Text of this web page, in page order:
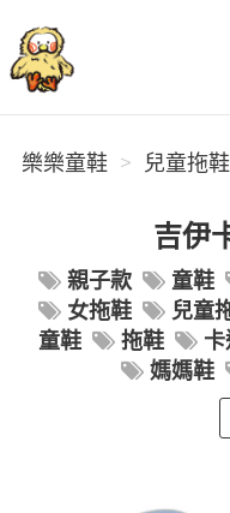
樂樂童鞋
樂樂童鞋 兒童拖鞋
吉伊
親子款 童鞋
女拖鞋
兒童
童鞋
拖鞋
媽媽鞋